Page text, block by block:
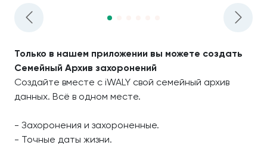
Только в нашем приложении вы можете создать
Семейный Архив захоронений
Создайте вместе с iWALY свой семейный архив
данных. Всё в одном месте.
- Захоронения и захороненные.
- Точные даты жизни.